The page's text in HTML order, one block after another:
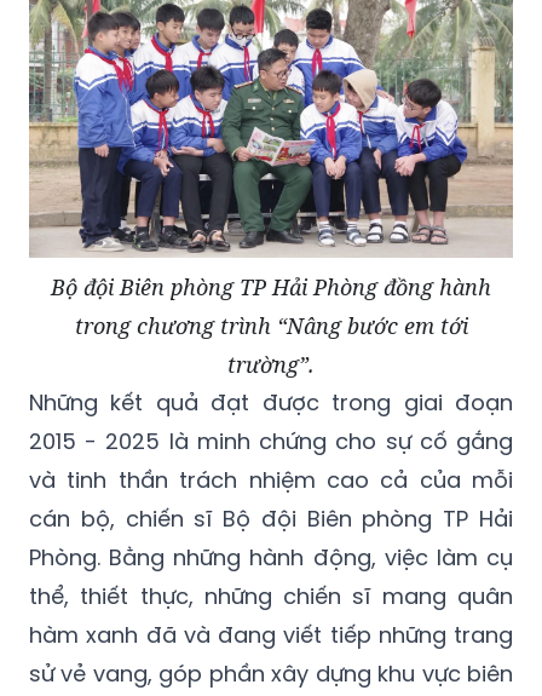
Bộ đội Biên phòng TP Hải Phòng đồng hành
trong chương trình “Nâng bước em tới
trường”.
Những kết quả đạt được trong giai đoạn
2015 - 2025 là minh chứng cho sự cố gắng
và tinh thần trách nhiệm cao cả của mỗi
cán bộ, chiến sĩ Bộ đội Biên phòng TP Hải
Phòng. Bằng những hành động, việc làm cụ
thể, thiết thực, những chiến sĩ mang quân
hàm xanh đã và đang viết tiếp những trang
sử vẻ vang, góp phần xây dựng khu vực biên